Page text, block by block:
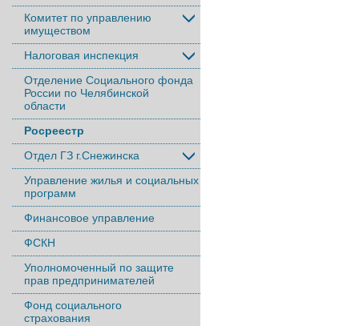
Комитет по управлению
имуществом
Налоговая инспекция
Отделение Социального фонда
России по Челябинской
области
Росреестр
Отдел ГЗ г.Снежинска
Управление жилья и социальных
программ
Финансовое управление
ФСКН
Уполномоченный по защите
прав предпринимателей
Фонд социального
страхования